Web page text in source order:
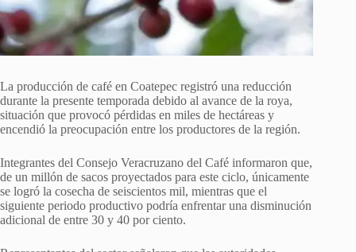
La producción de café en Coatepec registró una reducción
durante la presente temporada debido al avance de la roya,
situación que provocó pérdidas en miles de hectáreas y
encendió la preocupación entre los productores de la región.
Integrantes del Consejo Veracruzano del Café informaron que,
de un millón de sacos proyectados para este ciclo, únicamente
se logró la cosecha de seiscientos mil, mientras que el
siguiente periodo productivo podría enfrentar una disminución
adicional de entre 30 y 40 por ciento.